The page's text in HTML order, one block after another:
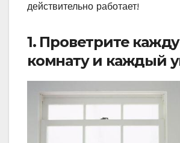
действительно работает!
1. Проветрите
комнату и каждый